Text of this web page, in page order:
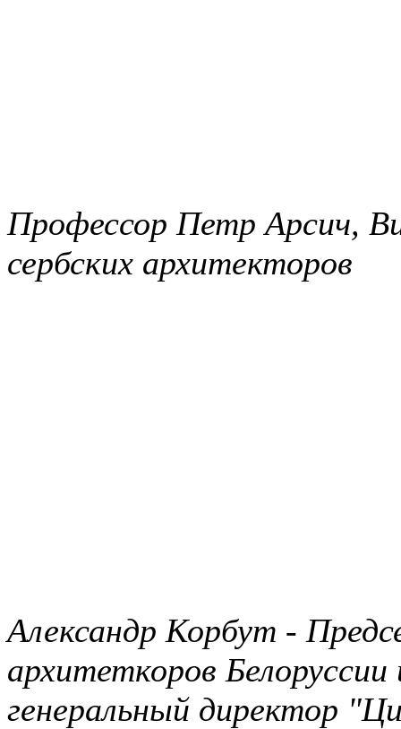
Профессор Петр Арсич,
сербских архитекторов
Александр Корбут -
архитеткоров
генеральный директор